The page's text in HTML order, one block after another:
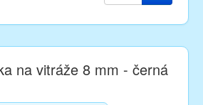
na vitráže 8 mm - černá